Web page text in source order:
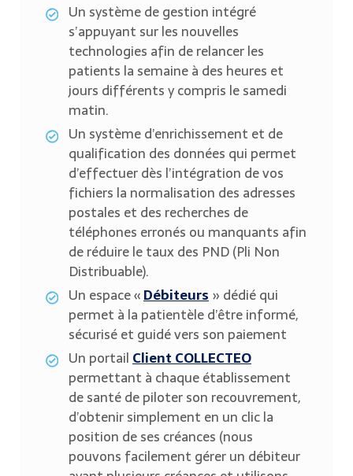
Un système de gestion intégré
s’appuyant sur les nouvelles
technologies afin de relancer les
patients la semaine à des heures et
jours différents y compris le samedi
matin.
Un système d’enrichissement et de
qualification des données qui permet
d’effectuer dès l’intégration de vos
fichiers la normalisation des adresses
postales et des recherches de
téléphones erronés ou manquants afin
de réduire le taux des PND (Pli Non
Distribuable).
Un espace «Débiteurs» dédié qui
permet à la patientèle d’être informé,
sécurisé et guidé vers son paiement
Un portailClientCOLLECTEO
permettant à chaque établissement
de santé de piloter son recouvrement,
d’obtenir simplement en un clic la
position de ses créances (nous
pouvons facilement gérer un débiteur